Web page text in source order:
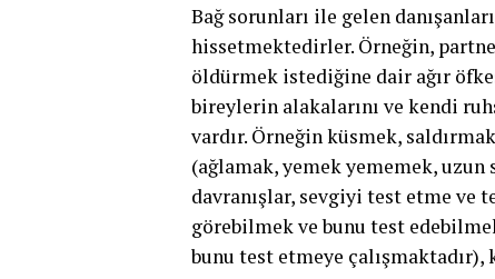
Bağ sorunları ile gelen
hissetmektedirler. Örneğin,
öldürmek istediğine dair ağır
bireylerin alakalarını ve kendi
vardır. Örneğin küsmek,
(ağlamak, yemek yememek,
davranışlar, sevgiyi test etme ve
görebilmek ve bunu test
bunu test etmeye çalışmaktadır),